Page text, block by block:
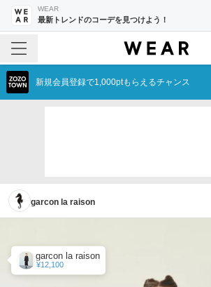
WEAR
最新トレンドのコーデを見つけよう！
新規会員登録で1,000ptもらえるチャンス
garcon la raison
garcon la raison
¥12,100